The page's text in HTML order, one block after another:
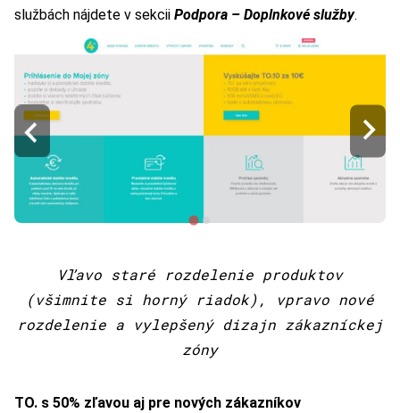
službách nájdete v sekcii Podpora – Doplnkové služby.
Vľavo staré rozdelenie produktov
(všimnite si horný riadok), vpravo nové
rozdelenie a vylepšený dizajn zákazníckej
zóny
TO. s 50% zľavou aj pre nových zákazníkov